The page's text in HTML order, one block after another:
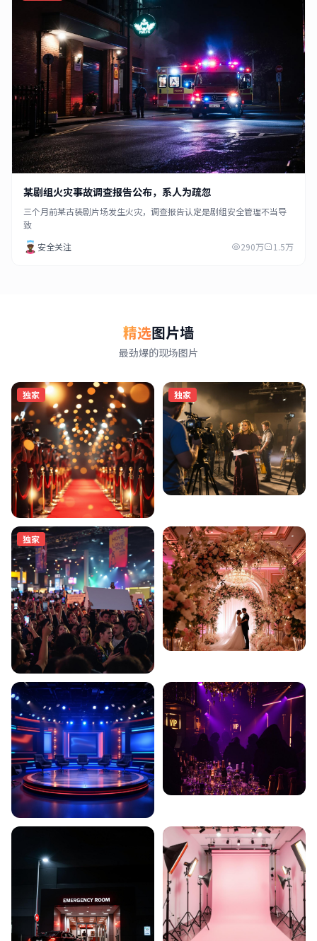
某剧组火灾事故调查报告公布，系人为疏忽
三个月前某古装剧片场发生火灾，调查报告认定是剧组安全管理不当导
致
安全关注
290万 1.5万
精选图片墙
最劲爆的现场图片
独家 独家
独家